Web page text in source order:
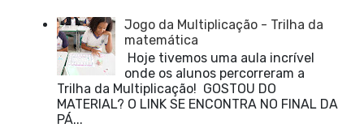
Jogo da Multiplicação - Trilha da
matemática
Hoje tivemos uma aula incrível
onde os alunos percorreram a
Trilha da Multiplicação! GOSTOU DO
MATERIAL? O LINK SE ENCONTRA NO FINAL DA
PÁ...